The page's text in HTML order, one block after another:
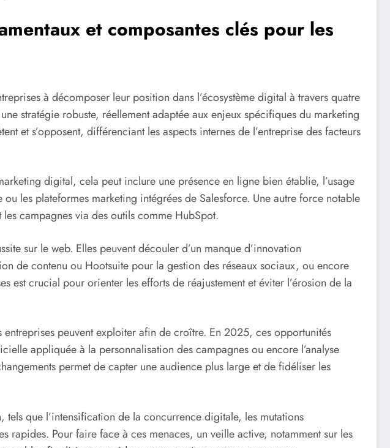
et composantes clés pour les
à décomposer leur position dans l’écosystème digital à travers quatre
stratégie robuste, réellement adaptée aux enjeux spécifiques du marketing
et s’opposent, différenciant les aspects internes de l’entreprise des facteurs
digital, cela peut inclure une présence en ligne bien établie, l’usage
les plateformes marketing intégrées de Salesforce. Une autre force notable
campagnes via des outils comme HubSpot.
sur le web. Elles peuvent découler d’un manque d’innovation
de contenu ou Hootsuite pour la gestion des réseaux sociaux, ou encore
est crucial pour orienter les efforts de réajustement et éviter l’érosion de la
peuvent exploiter afin de croître. En 2025, ces opportunités
appliquée à la personnalisation des campagnes ou encore l’analyse
permet de capter une audience plus large et de fidéliser les
que l’intensification de la concurrence digitale, les mutations
Pour faire face à ces menaces, un veille active, notamment sur les